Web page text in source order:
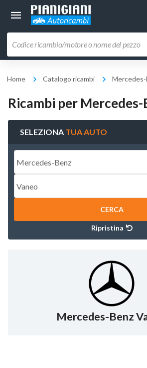
prodotti
Home Catalogo ricambi Mercedes-
Ricambi per Mercedes-
SELEZIONA TUA AUTO
CERCA
Ripristina
Mercedes-Benz